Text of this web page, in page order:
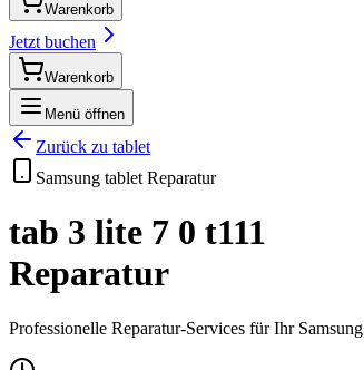
Warenkorb
Jetzt buchen
Warenkorb
Menü öffnen
Zurück zu tablet
Samsung tablet Reparatur
tab 3 lite 7 0 t111
Reparatur
Professionelle Reparatur-Services für Ihr Samsung